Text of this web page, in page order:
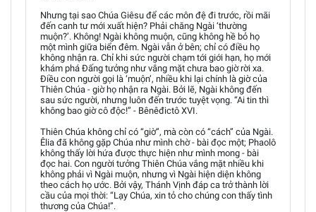
Nhưng tại sao Chúa Giêsu để các môn đệ đi trước, rồi mãi
đến canh tư mới xuất hiện? Phải chăng Ngài ‘thường
muộn?’. Không! Ngài không muộn, cũng không hề bỏ họ
một mình giữa biển đêm. Ngài vẫn ở bên; chỉ có điều họ
không nhận ra. Chỉ khi sức người chạm tới giới hạn, họ mới
khám phá Đấng tưởng như vắng mặt chưa bao giờ rời xa.
Điều con người gọi là ‘muộn’, nhiều khi lại chính là giờ của
Thiên Chúa - giờ họ nhận ra Ngài. Bởi lẽ, Ngài không đến
sau sức người, nhưng luôn đến trước tuyệt vọng. “Ai tin thì
không bao giờ cô độc!” - Bênêđictô XVI.
Thiên Chúa không chỉ có “giờ”, mà còn có “cách” của Ngài.
Êlia đã không gặp Chúa như mình chờ - bài đọc một; Phaolô
không thấy lời hứa được thực hiện như mình mong - bài
đọc hai. Con người tưởng Thiên Chúa vắng mặt nhiều khi
không phải vì Ngài muộn, nhưng vì Ngài hiện diện không
theo cách họ ước. Bởi vậy, Thánh Vịnh đáp ca trở thành lời
cầu của mọi thời: “Lạy Chúa, xin tỏ cho chúng con thấy tình
thương của Chúa!”.